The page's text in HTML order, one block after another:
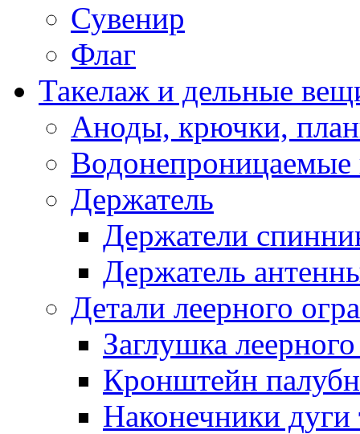
Сувенир
Флаг
Такелаж и дельные
Аноды, крючки,
Водонепроницаемые
Держатель
Держатели
Держатель
Детали леерного
Заглушка
Кронштейн
Наконечники дуги